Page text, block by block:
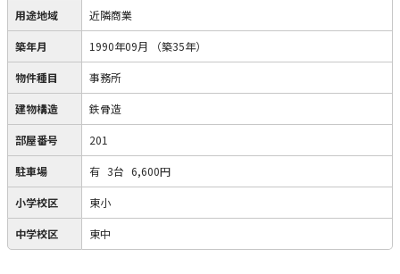
用途地域 近隣商業
築年月 1990年09月 （築35年）
物件種目 事務所
建物構造 鉄骨造
部屋番号 201
駐車場 有 3台 6,600円
小学校区 東小
中学校区 東中